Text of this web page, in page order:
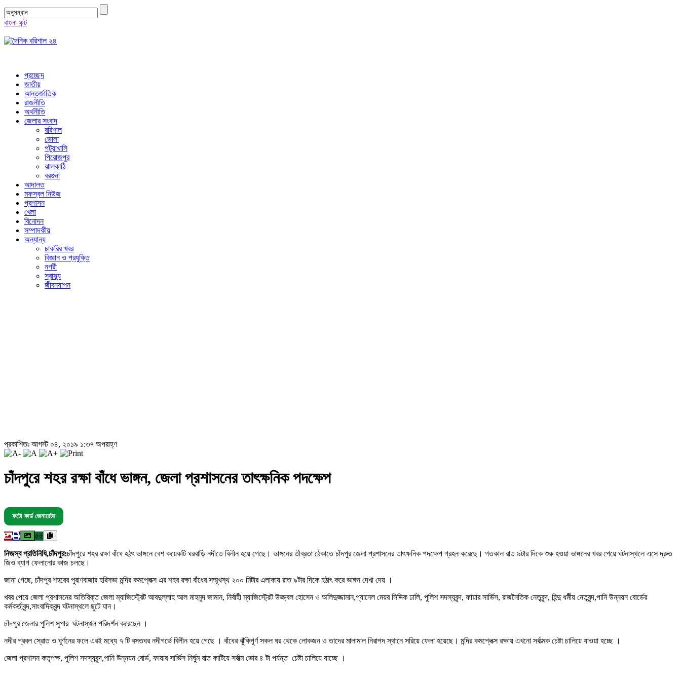
বাংলা ফন্ট
প্রচ্ছেদ
জাতীয়
আন্তর্জাতিক
রাজনীতি
অর্থনীতি
জেলার সংবাদ
বরিশাল
ভোলা
পটুয়াখালি
পিরোজপুর
ঝালকাঠি
বরগুনা
আদালত
মফস্বল নিউজ
প্রশাসন
খেলা
বিনোদন
সম্পাদকীয়
অন্যান্য
চাকরির খবর
বিজ্ঞান ও প্রযুক্তি
নগরী
স্বাস্থ্য
জীবনযাপন
প্রকাশিতঃ আগস্ট ০৪, ২০১৯ ১:৩৭ অপরাহ্ণ
চাঁদপুরে শহর রক্ষা বাঁধে ভাঙ্গন, জেলা প্রশাসনের তাৎক্ষনিক পদক্ষেপ
ফটো কার্ড জেনারেটর
৫৫
নিজস্ব প্রতিনিধি,চাঁদপুর:চাঁদপুরে শহর রক্ষা বাঁধে হঠৎ ভাঙ্গনে বেশ কয়েকটি ঘরবাড়ি নদীতে বিলীন হয়ে গেছে। ভাঙ্গনের তীব্রতা ঠেকাতে চাঁদপুর জেলা প্রশাসনের তাৎক্ষনিক পদক্ষেপ গ্রহন করেছে। গতকাল রাত ৯টার দিকে শুরু হওয়া ভাঙ্গনের খবর পেয়ে ঘটনাস্থলে এসে দ্রুত
জিও ব্যাগ ফেলানোর কাজ চলছে।
জানা গেছে, চাঁদপুর শহরের পুরাণবাজার হরিসভা মন্দির কমপ্লেক্স এর শহর রক্ষা বাঁধের সম্মূখস্থ ২০০ মিটার এলাকায় রাত ৯টার দিকে হঠাৎ করে ভাঙ্গন দেখা দেয় ।
খবর পেয়ে জেলা প্রশাসনের অতিরিক্ত জেলা ম্যাজিস্ট্রেট আবদুল্লাহ আল মাহমুদ জামান, নির্বাহী ম্যাজিস্ট্রেট উজ্জ্বল হোসেন ও অলিদুজ্জামান,প্যানেল মেয়র সিদ্দিক ঢালি, পুলিশ সদস্যবৃন্দ, ফায়ার সার্ভিস, রাজনৈতিক নেতৃবৃন্দ, হিন্দু ধর্মীয় নেতৃবৃন্দ,পানি উন্নয়ন বোর্ডের
কর্মকর্তাবৃন্দ,সাংবাদিকবৃন্দ ঘটনাস্থলে ছুটে যান।
চাঁদপুর জেলার পুলিশ সুপার ঘটনাস্থল পরিদর্শন করেছেন ।
নদীর প্রবল স্রোত ও ঘূর্ণনের ফলে এরই মধ্যে ৭ টি বসতঘর নদীগর্ভে বিলীন হয়ে গেছে । বাঁধের ঝুঁকিপূর্ণ সকল ঘর থেকে লোকজন ও তাদের মালামাল নিরাপদ স্থানে সরিয়ে ফেলা হয়েছে। মন্দির কমপ্লেক্স রক্ষায় এখনো সর্বাত্মক চেষ্টা চালিয়ে যাওয়া হচ্ছে ।
জেলা প্রশাসন কতৃপক্ষ, পুলিশ সদস্যবৃন্দ,পানি উন্নয়ন বোর্ড, ফায়ার সার্ভিস নির্ঘুম রাত কাটিয়ে সর্বাত্ম ভোর ৪ টা পর্যন্ত চেষ্টা চালিয়ে যাচ্ছে ।